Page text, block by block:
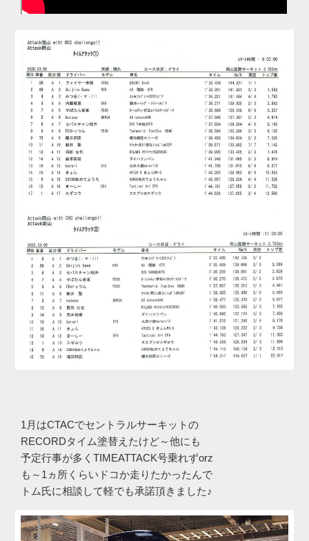
1月はCTACでセントラルサーキットの
RECORDタイム塗替えたけど～他にも
予定行事が多くTIMEATTACK号乗れずorz
も～1ヵ所くらいドコか走りたかったんで
トム氏に相談して軽でも承諾頂きました♪